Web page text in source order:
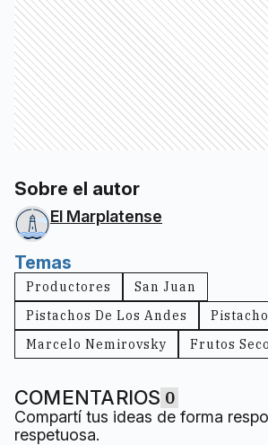
Sobre el autor
El Marplatense
Temas
Productores
San Juan
Pistachos De Los Andes
Pistacho
Marcelo Nemirovsky
Frutos
COMENTARIOS 0
Compartí tus ideas de forma
respetuosa.